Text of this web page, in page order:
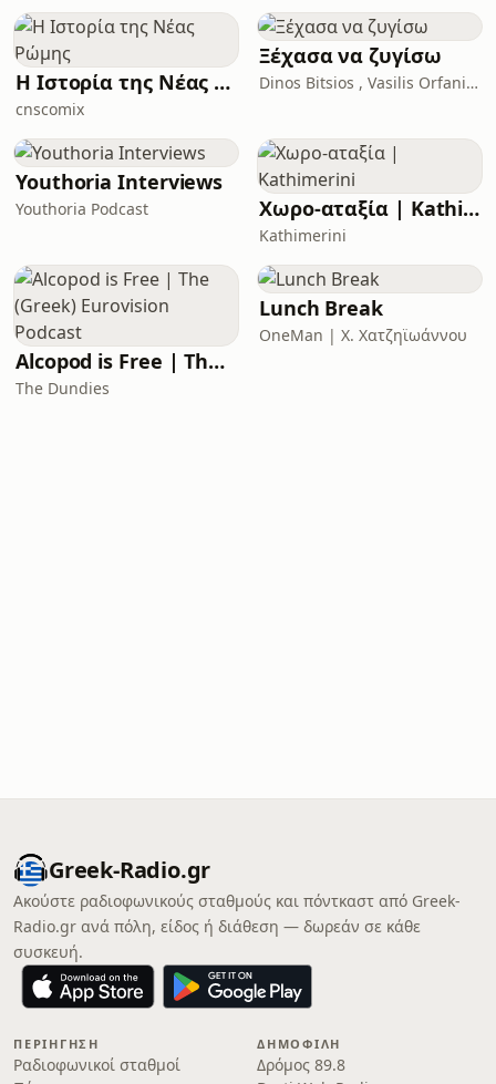
Η Ιστορία της Νέας Ρώμης
cnscomix
Ξέχασα να ζυγίσω
Dinos Bitsios , Vasilis Orfanidis
Youthoria Interviews
Youthoria Podcast Χωρο-αταξία | Kathimerini
Kathimerini
Alcopod is Free | The (Greek) Eurovision Podcast
The Dundies
Lunch Break
OneMan | X. Χατζηϊωάννου
Greek-Radio.gr
Ακούστε ραδιοφωνικούς σταθμούς και πόντκαστ από Greek-
Radio.gr ανά πόλη, είδος ή διάθεση — δωρεάν σε κάθε
συσκευή.
ΠΕΡΙΉΓΗΣΗ
Ραδιοφωνικοί σταθμοί
ΔΗΜΟΦΙΛΉ
Δρόμος 89.8